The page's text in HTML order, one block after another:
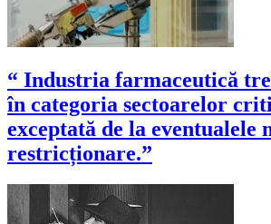
“ Industria farmaceutică
în categoria sectoarelor
exceptată de la eventualele
restricționare.”